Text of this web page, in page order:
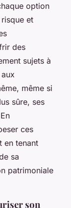
option
et
des
sujets à
même si
sûre, ses
ces
en tenant
sa
patrimoniale
son